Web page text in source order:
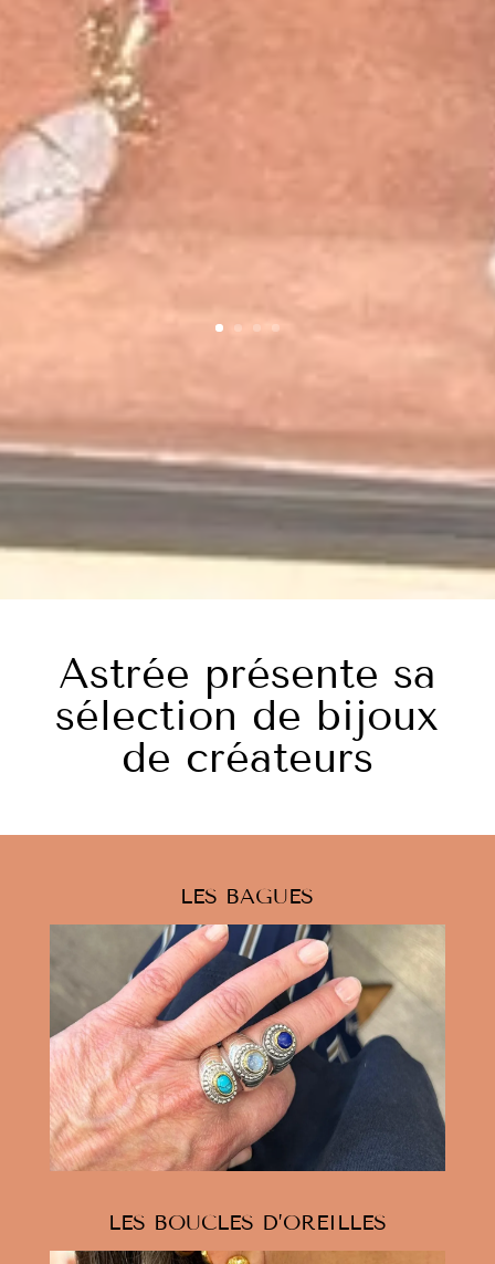
Astrée présente sa
sélection de bijoux
de créateurs
LES BAGUES
LES BOUCLES D’OREILLES